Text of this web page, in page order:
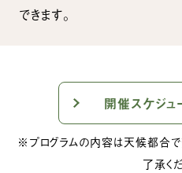
できます。
開催スケジュ
※プログラムの内容は天候都合で
了承く